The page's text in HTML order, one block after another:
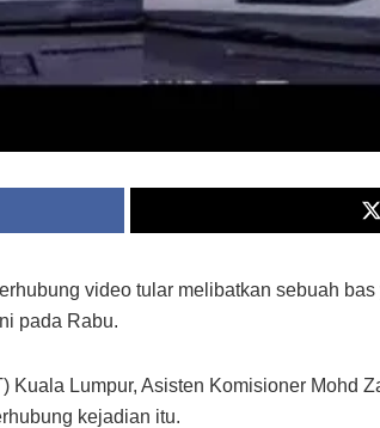
video tular melibatkan sebuah
pada Rabu.
Lumpur, Asisten Komisioner Mohd
kejadian itu.